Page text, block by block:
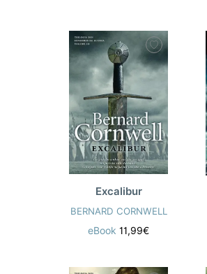
Excalibur
BERNARD CORNWELL
eBook 11,99€